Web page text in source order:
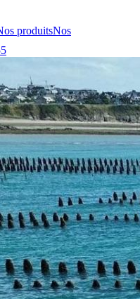
produitsNos